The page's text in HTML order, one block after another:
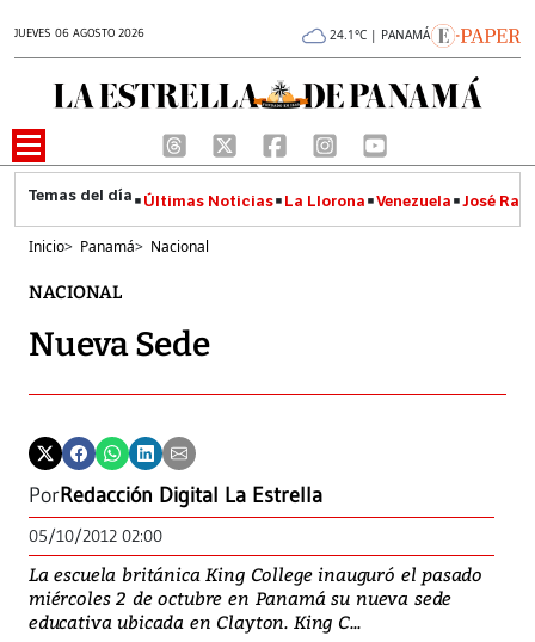
JUEVES 06 AGOSTO 2026 24.1°C | PANAMÁ
Últimas Noticias La Llorona Venezuela José
Inicio> Panamá> Nacional
NACIONAL
Nueva Sede
PorRedacción Digital La Estrella
05/10/2012 02:00
La escuela británica King College inauguró el pasado
miércoles 2 de octubre en Panamá su nueva sede
educativa ubicada en Clayton. King C...